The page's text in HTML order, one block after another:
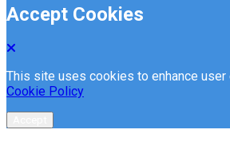
Accept Cookies
This site uses cookies to enhance user
Cookie Policy